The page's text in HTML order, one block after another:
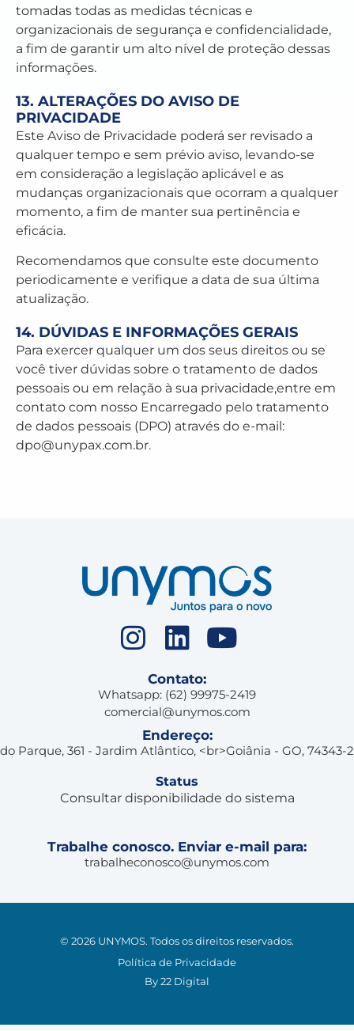
tomadas todas as medidas técnicas e
organizacionais de segurança e confidencialidade,
a fim de garantir um alto nível de proteção dessas
informações.
13. ALTERAÇÕES DO AVISO DE
PRIVACIDADE
Este Aviso de Privacidade poderá ser revisado a
qualquer tempo e sem prévio aviso, levando-se
em consideração a legislação aplicável e as
mudanças organizacionais que ocorram a qualquer
momento, a fim de manter sua pertinência e
eficácia.
Recomendamos que consulte este documento
periodicamente e verifique a data de sua última
atualização.
14. DÚVIDAS E INFORMAÇÕES GERAIS
Para exercer qualquer um dos seus direitos ou se
você tiver dúvidas sobre o tratamento de dados
pessoais ou em relação à sua privacidade,entre em
contato com nosso Encarregado pelo tratamento
de dados pessoais (DPO) através do e-mail:
dpo@unypax.com.br.
Contato:
Whatsapp: (62) 99975-2419
comercial@unymos.com
Endereço:
Parque, 361 - Jardim Atlântico, <br>Goiânia - GO, 74343-
Consultar disponibilidade do sistema
Trabalhe conosco. Enviar e-mail para:
trabalheconosco@unymos.com
Status
By 22 Digital
© 2026 UNYMOS. Todos os direitos reservados.
Política de Privacidade